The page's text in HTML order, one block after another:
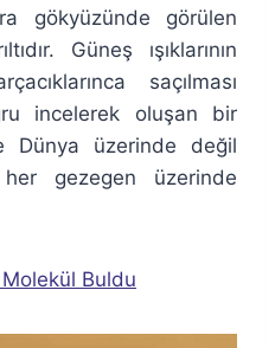
gökyüzünde görülen
Güneş ışıklarının
saçılması
incelerek oluşan bir
Dünya üzerinde değil
her gezegen üzerinde
Buldu